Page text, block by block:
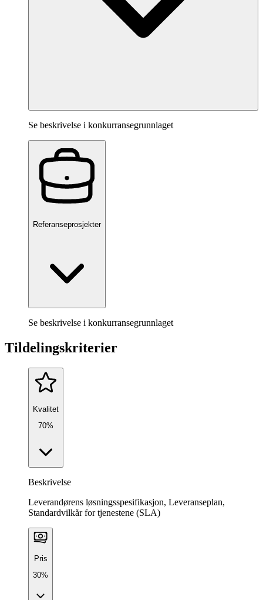
Se beskrivelse i konkurransegrunnlaget
Referanseprosjekter
Se beskrivelse i konkurransegrunnlaget
Tildelingskriterier
Kvalitet
70%
Beskrivelse
Leverandørens løsningsspesifikasjon, Leveranseplan,
Standardvilkår for tjenestene (SLA)
Pris
30%